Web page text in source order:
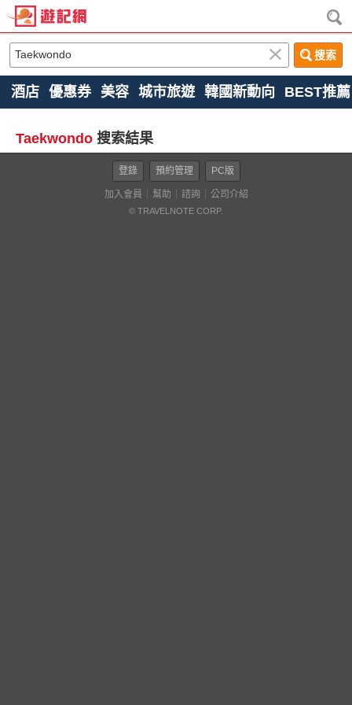
搜索
酒店 優惠券 美容 城市旅遊 韓國新動向 BEST推薦
Taekwondo 搜索結果
登錄 預約管理 PC版
加入會員 幫助 諮詢 公司介紹
© TRAVELNOTE CORP.